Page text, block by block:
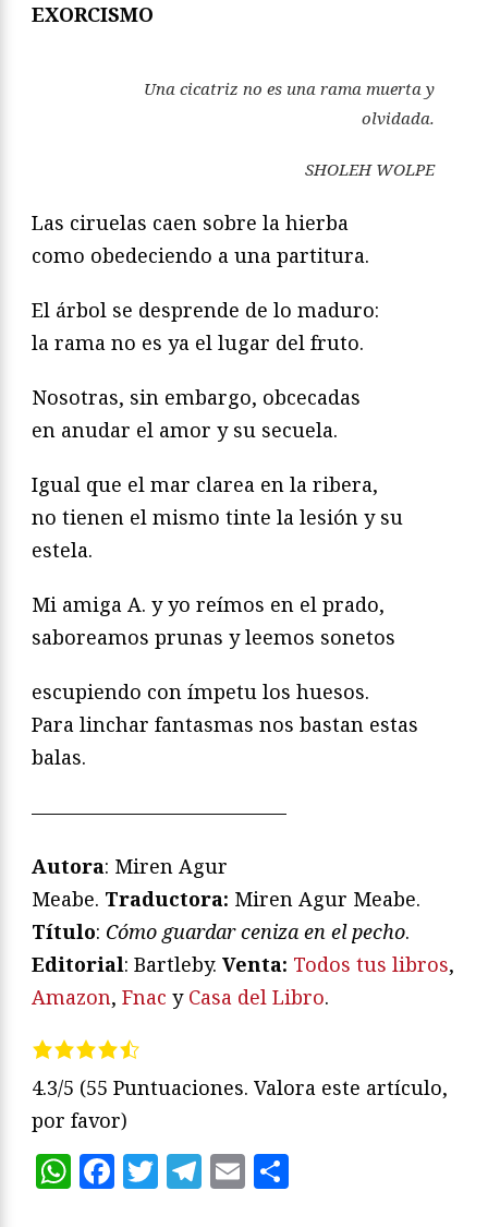
EXORCISMO
Una cicatriz no es una rama muerta y
olvidada.
SHOLEH WOLPE
Las ciruelas caen sobre la hierba
como obedeciendo a una partitura.
El árbol se desprende de lo maduro:
la rama no es ya el lugar del fruto.
Nosotras, sin embargo, obcecadas
en anudar el amor y su secuela.
Igual que el mar clarea en la ribera,
no tienen el mismo tinte la lesión y su
estela.
Mi amiga A. y yo reímos en el prado,
saboreamos prunas y leemos sonetos
escupiendo con ímpetu los huesos.
Para linchar fantasmas nos bastan estas
balas.
—————————————
Autora: Miren Agur
Meabe. Traductora: Miren Agur Meabe.
Título: Cómo guardar ceniza en el pecho.
Editorial: Bartleby. Venta: Todos tus libros,
Amazon, Fnac y Casa del Libro.
4.3/5 (55 Puntuaciones. Valora este artículo,
por favor)
WhatsApp
Facebook
Twitter
Telegram
Email